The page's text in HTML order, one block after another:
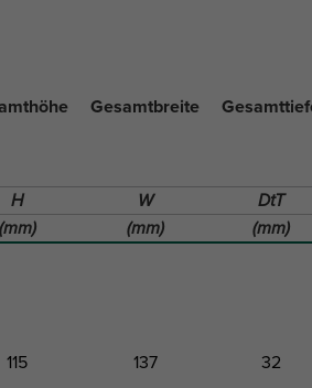
Gesamtbreite
H W DtT
(mm) (mm) (mm)
115 137 32